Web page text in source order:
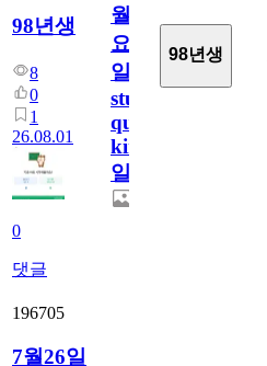
98년생
8
0
1
26.08.01
0
댓글
월
요
일/English
study
quiz
king769
일
98년생
196705
7월26일